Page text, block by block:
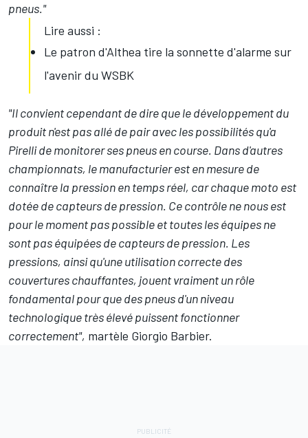
pneus."
Lire aussi :
Le patron d'Althea tire la sonnette d'alarme sur
l'avenir du WSBK
"Il convient cependant de dire que le développement du
produit n'est pas allé de pair avec les possibilités qu'a
Pirelli de monitorer ses pneus en course. Dans d'autres
championnats, le manufacturier est en mesure de
connaître la pression en temps réel, car chaque moto est
dotée de capteurs de pression. Ce contrôle ne nous est
pour le moment pas possible et toutes les équipes ne
sont pas équipées de capteurs de pression. Les
pressions, ainsi qu'une utilisation correcte des
couvertures chauffantes, jouent vraiment un rôle
fondamental pour que des pneus d'un niveau
technologique très élevé puissent fonctionner
correctement", martèle Giorgio Barbier.